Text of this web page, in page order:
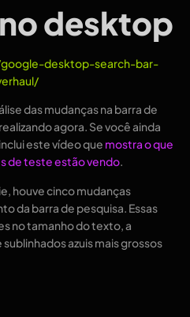
desktop
desktop-search-bar-
das mudanças na barra de
agora. Se você ainda
este vídeo que mostra o que
de teste estão vendo.
houve cinco mudanças
da barra de pesquisa. Essas
no tamanho do texto, a
azuis mais grossos